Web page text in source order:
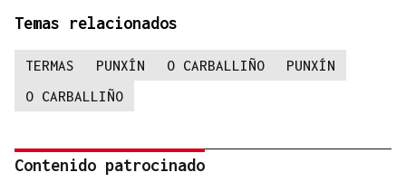
Temas relacionados
TERMAS PUNXÍN O CARBALLIÑO
PUNXÍN
O CARBALLIÑO
Contenido patrocinado